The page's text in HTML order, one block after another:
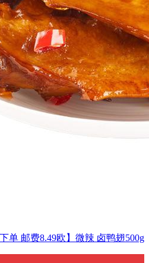
单 邮费8.49欧】微辣 卤鸭翅500g